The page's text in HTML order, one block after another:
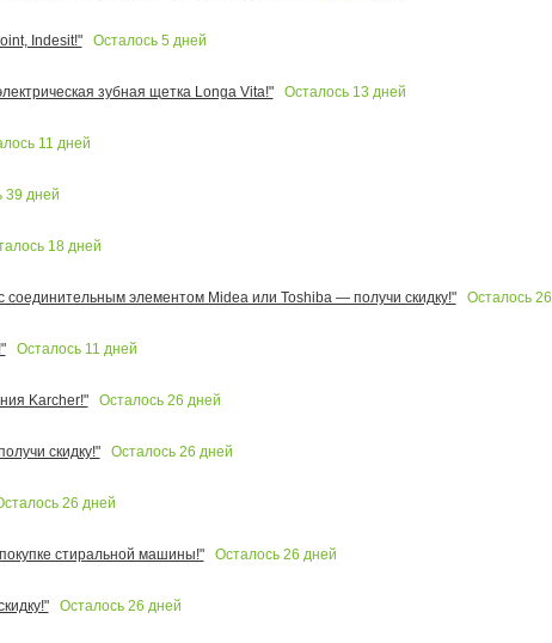
Indesit!"
Осталось 5 дней
зубная щетка Longa Vita!"
Осталось 13 дней
11 дней
39 дней
18дней
элементом Midea или Toshiba — получи скидку!"
Осталось 26
Осталось 11 дней
Karcher!"
Осталось 26 дней
скидку!"
Осталось 26 дней
26 дней
стиральной машины!"
Осталось 26 дней
Осталось 26 дней